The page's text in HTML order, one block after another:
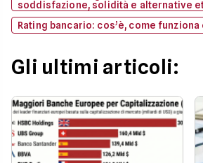
soddisfazione, solidità e alternative
Rating bancario: cos’è, come
Gli ultimi articoli: